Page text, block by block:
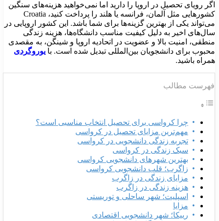
رویای تحصیل در اروپا را دارید اما نمی‌خواهید هزینه‌های سنگین
مثل آلمان، فرانسه یا هلند را پرداخت کنید،Croatia
یکی از بهترین گزینه‌ها برای شما باشد. این کشور اروپایی در
اخیر به دلیل کیفیت مناسب دانشگاه‌ها، هزینه زندگی
امنیت بالا و عضویت در اتحادیه اروپا و شینگن، به مقصدی
برای دانشجویان بین‌المللی تبدیل شده است. با یوروگردی
باشید.
مطالب
چرا کرواسی برای تحصیل انتخاب مناسبی است؟
مهم‌ترین مزایای تحصیل در کرواسی
تجربه زندگی دانشجویی در کرواسی
سبک زندگی در کرواسی
بهترین شهرهای دانشجویی کرواسی
زاگرب؛ قلب دانشجویی کرواسی
مزایای زندگی در زاگرب
هزینه زندگی در زاگرب
اسپلیت؛ شهر ساحلی و توریستی
مزایا
رییکا؛ شهر دانشجویی اقتصادی